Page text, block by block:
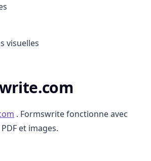
visuelles
. Formswrite fonctionne avec
et images.